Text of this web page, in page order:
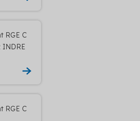
RGE C
INDRE
RGE C